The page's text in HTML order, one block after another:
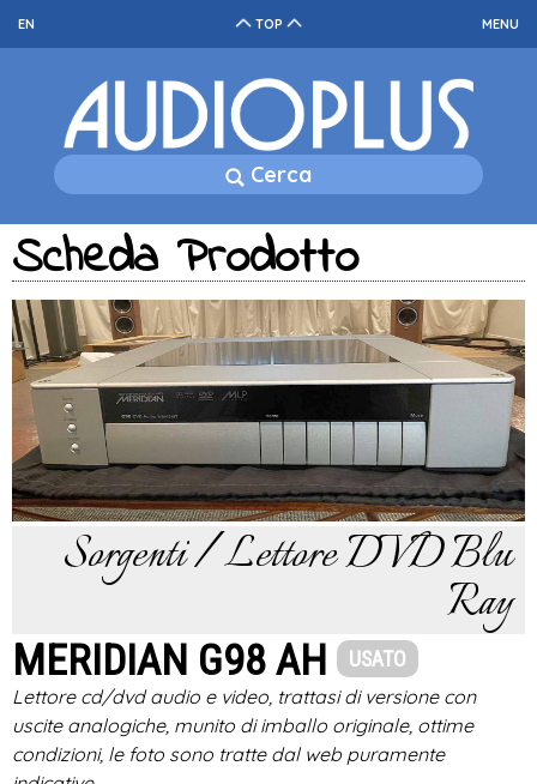
TOP MENU
EN
Cerca
Scheda Prodotto
Sorgenti / Lettore DVD Blu
Ray
MERIDIAN G98 AH USATO
Lettore cd/dvd audio e video, trattasi di versione con
uscite analogiche, munito di imballo originale, ottime
condizioni, le foto sono tratte dal web puramente